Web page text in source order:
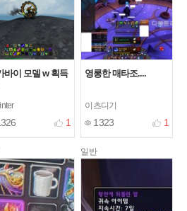
바이 모델 w 획득
1
영롱한 매타조....
이츠디기
1323 1
일반